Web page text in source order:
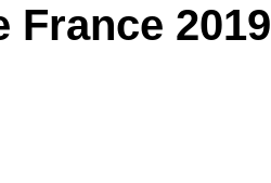
France 2019